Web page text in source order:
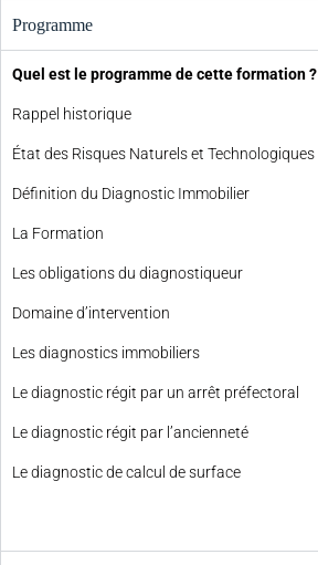
Programme
Quel est le programme de cette formation ?
Rappel historique
État des Risques Naturels et Technologiques
Définition du Diagnostic Immobilier
La Formation
Les obligations du diagnostiqueur
Domaine d’intervention
Les diagnostics immobiliers
Le diagnostic régit par un arrêt préfectoral
Le diagnostic régit par l’ancienneté
Le diagnostic de calcul de surface